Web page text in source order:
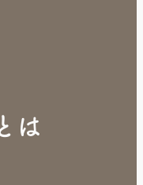
江の家「省エネ住宅」
新築）
屋の家（新築）
は